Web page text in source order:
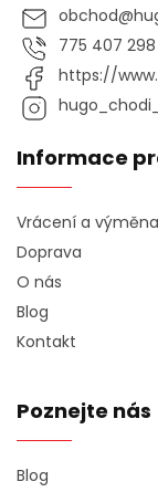
obchod@
775 407 298
https://
Informace
Vrácení a výměna
Doprava
O nás
Blog
Kontakt
Poznejte nás
Blog